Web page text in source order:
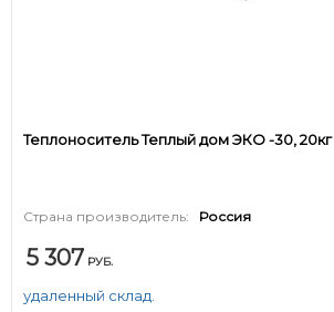
Теплоноситель Теплый дом ЭКО -30, 20кг
Страна производитель: Россия
5 307 РУБ.
удаленный склад.